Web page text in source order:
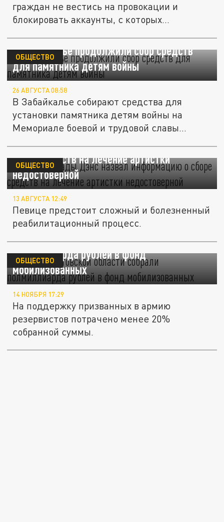
граждан не вестись на провокации и
блокировать аккаунты, с которых...
В Забайкалье продолжили сбор средств
для памятника детям войны
ОБЩЕСТВО
26 АВГУСТА 08:58
В Забайкалье собирают средства для
установки памятника детям войны на
Мемориале боевой и трудовой славы...
Директор Лады Дэнс назвал информацию о
сборе средств на лечение артистки
недостоверной
ОБЩЕСТВО
13 АВГУСТА 12:49
Певице предстоит сложный и болезненный
реабилитационный процесс.
Жители Ростовской области собрали
полмиллиарда рублей в фонд
мобилизованных
ОБЩЕСТВО
14 НОЯБРЯ 17:29
На поддержку призванных в армию
резервистов потрачено менее 20%
собранной суммы.